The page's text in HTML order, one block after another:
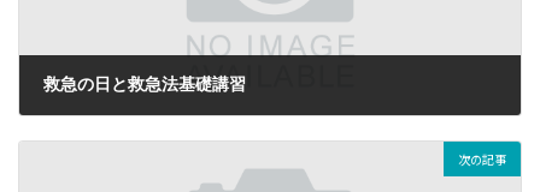
救急の日と救急法基礎講習
次の記事